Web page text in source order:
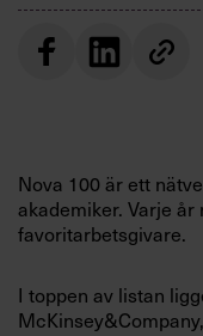
Annonsera
Villkor och policy
efter:
Nova 100 är ett
akademiker. Varje
favoritarbetsgivare.
I toppen av listan